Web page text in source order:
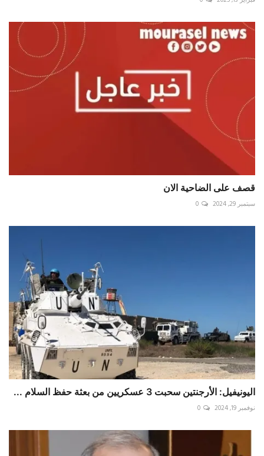
قصف على الضاحية الان
سبتمبر 29, 2024 0
اليونيفيل: الأرجنتين سحبت 3 عسكريين من بعثة حفظ السلام ...
نوفمبر 19, 2024 0